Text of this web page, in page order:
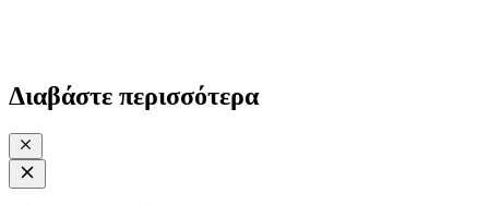
Διαβάστε περισσότερα